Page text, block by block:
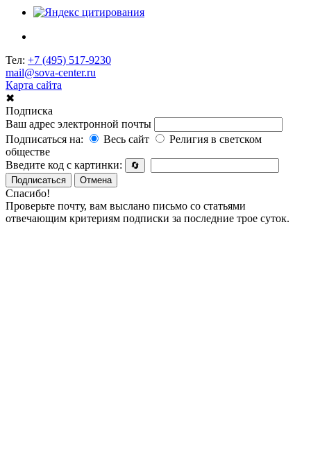
Тел: +7 (495) 517-9230
mail@sova-center.ru
Карта сайта
✖
Подписка
Ваш адрес электронной почты
Подписаться на:
Весь сайт
Религия в светском
обществе
Введите код с картинки:
🔄
Подписаться
Отмена
Спасибо!
Проверьте почту, вам выслано письмо со статьями
отвечающим критериям подписки за последние трое суток.